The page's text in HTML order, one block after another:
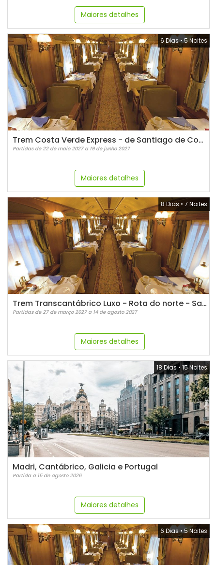
Maiores detalhes
6 Dias• 5 Noites
Trem Costa Verde Express - de Santiago de Compostela a Bilbao
Partidas de 22 de maio 2027 a 19 de junho 2027
Maiores detalhes
8 Dias • 7 Noites
Trem Transcantábrico Luxo - Rota do norte - San Sebastian
Partidas de 27 de março 2027 a 14 de agosto 2027
Maiores detalhes
18 Dias • 15 Noites
Madri, Cantábrico, Galicia e Portugal
Partida a 15 de agosto 2026
Maiores detalhes
6 Dias• 5 Noites